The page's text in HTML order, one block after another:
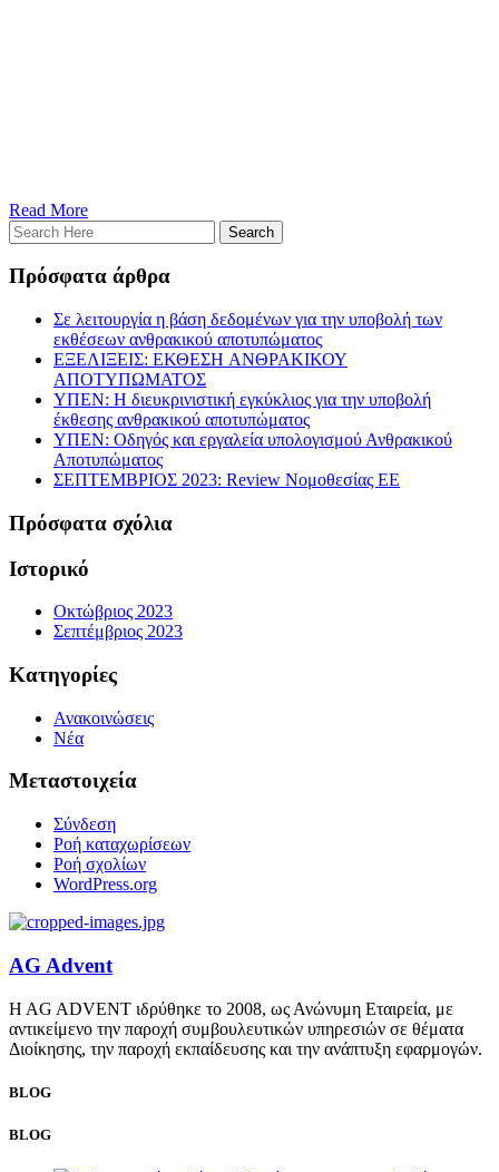
Read More
Πρόσφατα άρθρα
Σε λειτουργία η βάση δεδομένων για την υποβολή των
εκθέσεων ανθρακικού αποτυπώματος
ΕΞΕΛΙΞΕΙΣ: ΕΚΘΕΣH ΑΝΘΡΑΚΙΚΟΥ
ΑΠΟΤΥΠΩΜΑΤΟΣ
ΥΠΕΝ: H διευκρινιστική εγκύκλιος για την υποβολή
έκθεσης ανθρακικού αποτυπώματος
ΥΠΕΝ: Oδηγός και εργαλεία υπολογισμού Ανθρακικού
Αποτυπώματος
ΣΕΠΤΕΜΒΡΙΟΣ 2023: Review Νομοθεσίας EE
Πρόσφατα σχόλια
Ιστορικό
Οκτώβριος 2023
Σεπτέμβριος 2023
Kατηγορίες
Ανακοινώσεις
Νέα
Μεταστοιχεία
Σύνδεση
Ροή καταχωρίσεων
Ροή σχολίων
WordPress.org
AG Advent
H AG ADVENT ιδρύθηκε το 2008, ως Ανώνυμη Εταιρεία, με
αντικείμενο την παροχή συμβουλευτικών υπηρεσιών σε θέματα
Διοίκησης, την παροχή εκπαίδευσης και την ανάπτυξη εφαρμογών.
BLOG
BLOG